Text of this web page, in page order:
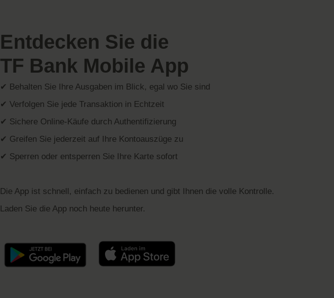
Entdecken Sie die
TF Bank Mobile App
✔ Behalten Sie Ihre Ausgaben im Blick, egal wo Sie sind
✔ Verfolgen Sie jede Transaktion in Echtzeit
✔ Sichere Online-Käufe durch Authentifizierung
✔ Greifen Sie jederzeit auf Ihre Kontoauszüge zu
✔ Sperren oder entsperren Sie Ihre Karte sofort
Die App ist schnell, einfach zu bedienen und gibt Ihnen die volle Kontrolle.
Laden Sie die App noch heute herunter.